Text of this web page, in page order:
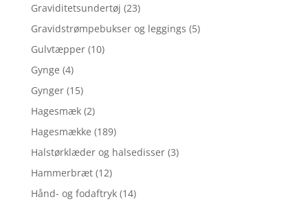
Graviditetsundertøj (23)
Gravidstrømpebukser og leggings (5)
Gulvtæpper (10)
Gynge (4)
Gynger (15)
Hagesmæk (2)
Hagesmække (189)
Halstørklæder og halsedisser (3)
Hammerbræt (12)
Hånd- og fodaftryk (14)